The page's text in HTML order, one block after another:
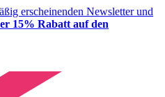
erscheinenden Newsletter und
15% Rabatt auf den